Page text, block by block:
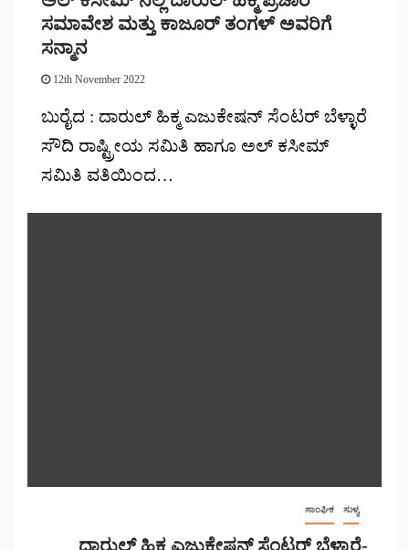
ಸಮಾವೇಶ ಮತ್ತು ಕಾಜೂರ್ ತಂಗಳ್ ಅವರಿಗೆ
ಸನ್ಮಾನ
12th November 2022
ಬುರೈದ : ದಾರುಲ್ ಹಿಕ್ಮ ಎಜುಕೇಷನ್ ಸೆಂಟರ್ ಬೆಳ್ಳಾರೆ
ಸೌದಿ ರಾಷ್ಟ್ರೀಯ ಸಮಿತಿ ಹಾಗೂ ಅಲ್ ಕಸೀಮ್
ಸಮಿತಿ ವತಿಯಿಂದ…
ಸಾಂಘಿಕ ಸುಳ್ಯ
ದಾರುಲ್ ಹಿಕ್ಮ ಎಜುಕೇಷನ್ ಸೆಂಟರ್ ಬೆಳ್ಳಾರೆ-